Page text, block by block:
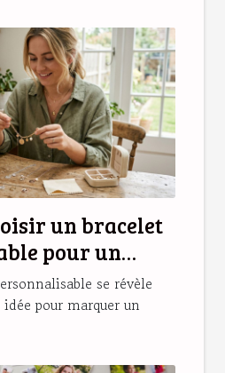
un bracelet
pour un
?
se révèle
pour marquer un